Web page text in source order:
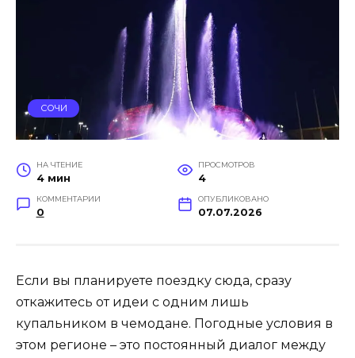
СОЧИ
НА ЧТЕНИЕ
4 мин
ПРОСМОТРОВ
4
КОММЕНТАРИИ
0
ОПУБЛИКОВАНО
07.07.2026
Если вы планируете поездку сюда, сразу
откажитесь от идеи с одним лишь
купальником в чемодане. Погодные условия в
этом регионе – это постоянный диалог между